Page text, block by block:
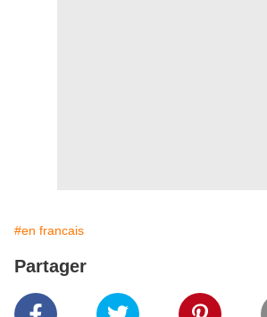
#en francais
Partager